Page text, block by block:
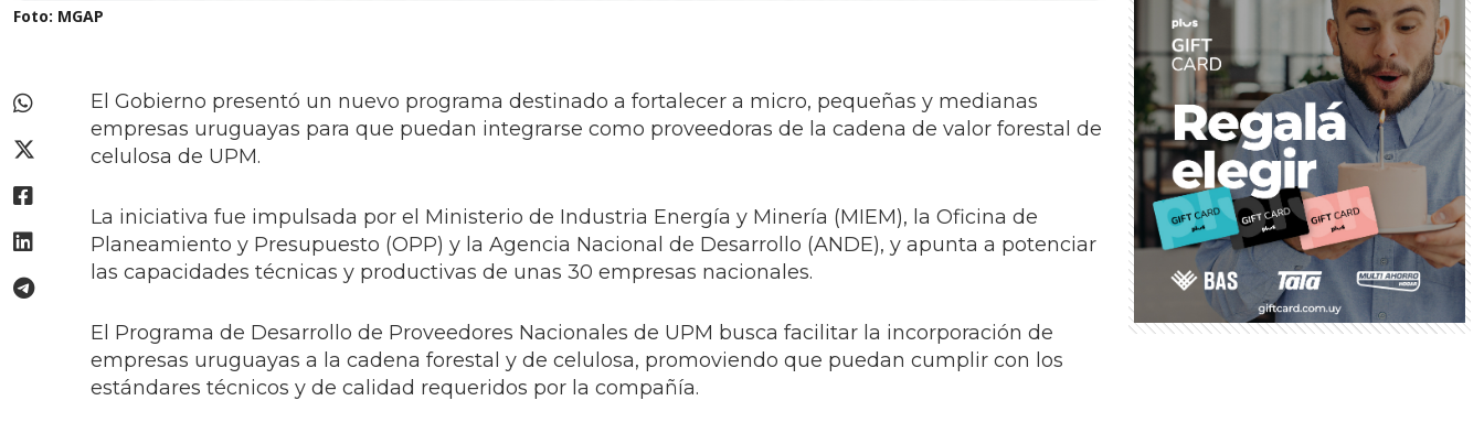
Foto: MGAP
El Gobierno presentó un nuevo programa destinado a fortalecer a micro, pequeñas y medianas
empresas uruguayas para que puedan integrarse como proveedoras de la cadena de valor forestal de
celulosa de UPM.
La iniciativa fue impulsada por el Ministerio de Industria Energía y Minería (MIEM), la Oficina de
Planeamiento y Presupuesto (OPP) y la Agencia Nacional de Desarrollo (ANDE), y apunta a potenciar
las capacidades técnicas y productivas de unas 30 empresas nacionales.
El Programa de Desarrollo de Proveedores Nacionales de UPM busca facilitar la incorporación de
empresas uruguayas a la cadena forestal y de celulosa, promoviendo que puedan cumplir con los
estándares técnicos y de calidad requeridos por la compañía.